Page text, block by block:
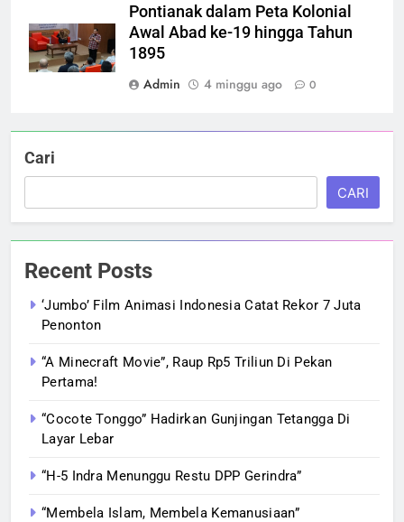
Pontianak dalam Peta Kolonial
Awal Abad ke-19 hingga Tahun
1895
Admin
4 minggu ago 0
Cari
CARI
Recent Posts
‘Jumbo’ Film Animasi Indonesia Catat Rekor 7 Juta
Penonton
“A Minecraft Movie”, Raup Rp5 Triliun Di Pekan
Pertama!
“Cocote Tonggo” Hadirkan Gunjingan Tetangga Di
Layar Lebar
“H-5 Indra Menunggu Restu DPP Gerindra”
“Membela Islam, Membela Kemanusiaan”